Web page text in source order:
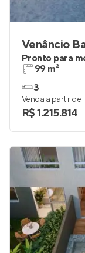
Venâncio
Pronto para
99 m²
3
Venda a partir de
R$ 1.215.814